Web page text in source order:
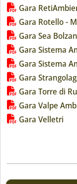
Gara
Gara Rotello -
Gara Sea
Gara Sistema
Gara Sistema
Gara
Gara Torre di
Gara Valpe
Gara Velletri